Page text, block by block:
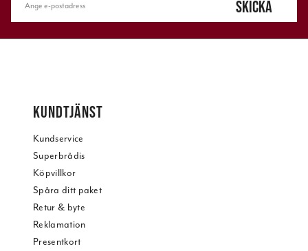
SKICKA
KUNDTJÄNST
Kundservice
Superbrådis
Köpvillkor
Spåra ditt paket
Retur & byte
Reklamation
Presentkort